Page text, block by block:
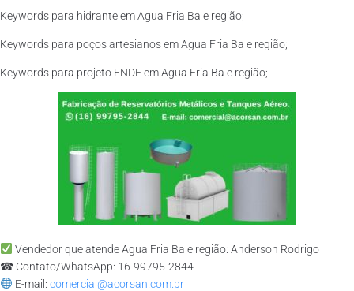
Keywords para hidrante em Agua Fria Ba e região;
Keywords para poços artesianos em Agua Fria Ba e região;
Keywords para projeto FNDE em Agua Fria Ba e região;
Vendedor que atende Agua Fria Ba e região: Anderson Rodrigo
☎ Contato/WhatsApp: 16-99795-2844
E-mail: comercial@acorsan.com.br